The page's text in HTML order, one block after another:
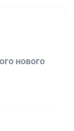
нового